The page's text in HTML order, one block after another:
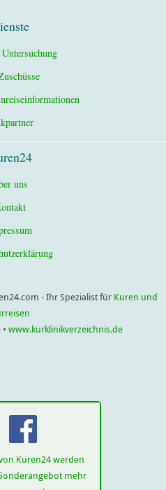
uns
- Ihr Spezialist für Kuren und
• www.kurklinikverzeichnis.de
Kuren24 werden
mehr